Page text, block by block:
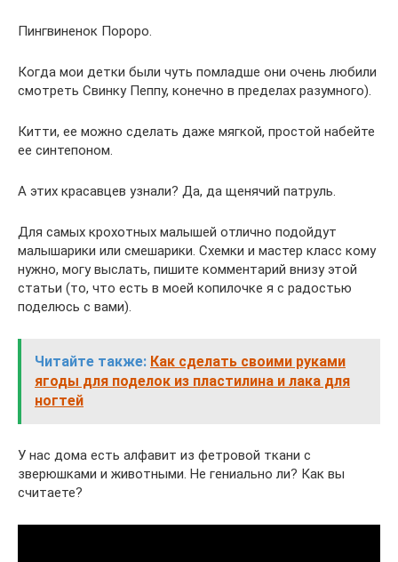
Пингвиненок Пороро.
Когда мои детки были чуть помладше они очень любили
смотреть Свинку Пеппу, конечно в пределах разумного).
Китти, ее можно сделать даже мягкой, простой набейте
ее синтепоном.
А этих красавцев узнали? Да, да щенячий патруль.
Для самых крохотных малышей отлично подойдут
малышарики или смешарики. Схемки и мастер класс кому
нужно, могу выслать, пишите комментарий внизу этой
статьи (то, что есть в моей копилочке я с радостью
поделюсь с вами).
Читайте также: Как сделать своими руками
ягоды для поделок из пластилина и лака для
ногтей
У нас дома есть алфавит из фетровой ткани с
зверюшками и животными. Не гениально ли? Как вы
считаете?